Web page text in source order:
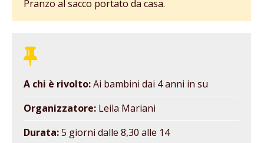
Pranzo al sacco portato da casa.
A chi è rivolto:Ai bambini dai 4 anni in su
Organizzatore: Leila Mariani
Durata:5 giorni dalle 8,30 alle 14